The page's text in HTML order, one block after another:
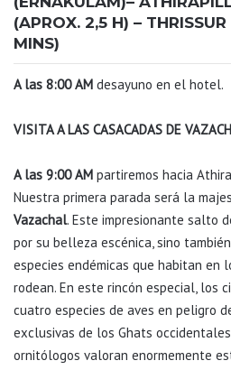
(APROX. 2,5 H) –
MINS)
A las 8:00 AM desayuno en el hotel.
VISITA A LAS CASACADAS DE
A las 9:00 AM partiremos hacia
Nuestra primera parada será la
Vazachal. Este impresionante salto
por su belleza escénica, sino
especies endémicas que habitan en
rodean. En este rincón especial, los
cuatro especies de aves en peligro
exclusivas de los Ghats
ornitólogos valoran enormemente